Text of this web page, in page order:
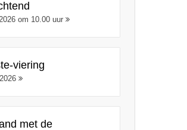
om 10.00 uur
viering
met de